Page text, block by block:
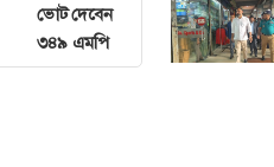
ভোট দেবেন
৩৪৯ এমপি